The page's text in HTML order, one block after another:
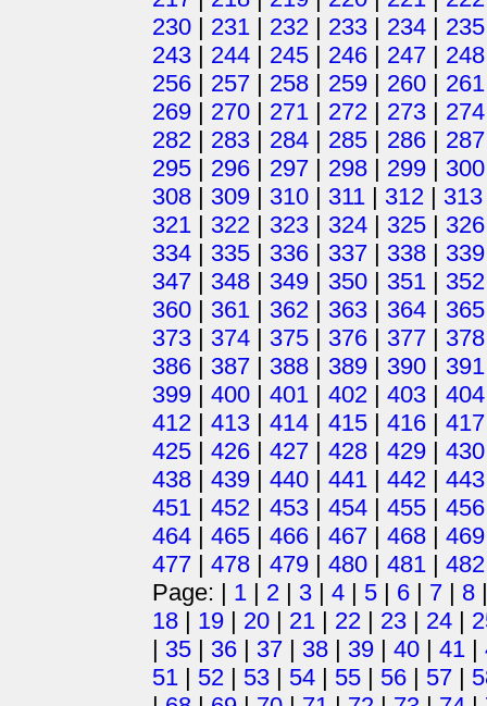
230 | 231 | 232 | 233 | 234 | 235
243 | 244 | 245 | 246 | 247 | 248
256 | 257 | 258 | 259 | 260 | 261
269 | 270 | 271 | 272 | 273 | 274
282 | 283 | 284 | 285 | 286 | 287
295 | 296 | 297 | 298 | 299 | 300
308 | 309 | 310 | 311 | 312 | 313
321 | 322 | 323 | 324 | 325 | 326
334 | 335 | 336 | 337 | 338 | 339
347 | 348 | 349 | 350 | 351 | 352
360 | 361 | 362 | 363 | 364 | 365
373 | 374 | 375 | 376 | 377 | 378
386 | 387 | 388 | 389 | 390 | 391
399 | 400 | 401 | 402 | 403 | 404
412 | 413 | 414 | 415 | 416 | 417
425 | 426 | 427 | 428 | 429 | 430
438 | 439 | 440 | 441 | 442 | 443
451 | 452 | 453 | 454 | 455 | 456
464 | 465 | 466 | 467 | 468 | 469
477 | 478 | 479 | 480 | 481 | 482
Page: | 1 | 2 | 3 | 4 | 5 | 6 | 7 | 8
18 | 19 | 20 | 21 | 22 | 23 | 24 |
| 35 | 36 | 37 | 38 | 39 | 40 | 41 |
51 | 52 | 53 | 54 | 55 | 56 | 57 |